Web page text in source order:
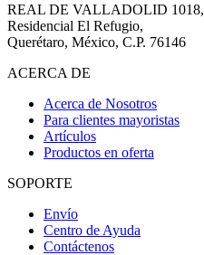
REAL DE VALLADOLID 1018,
Residencial El Refugio,
Querétaro, México, C.P. 76146
ACERCA DE
Acerca de Nosotros
Para clientes mayoristas
Artículos
Productos en oferta
SOPORTE
Envío
Centro de Ayuda
Contáctenos